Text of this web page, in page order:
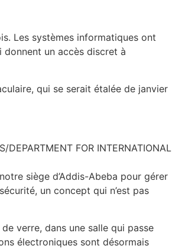
Les systèmes informatiques ont
un accès discret à
qui se serait étalée de janvier
FOR INTERNATIONAL
siège d’Addis-Abeba pour gérer
un concept qui n’est pas
verre, dans une salle qui passe
électroniques sont désormais